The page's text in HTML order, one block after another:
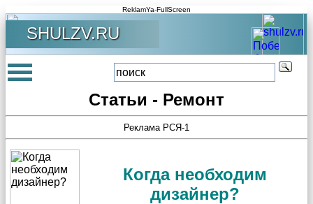
ReklamYa-FullScreen
SHULZV.RU
Статьи - Ремонт
Реклама РСЯ-1
Когда необходим
дизайнер?